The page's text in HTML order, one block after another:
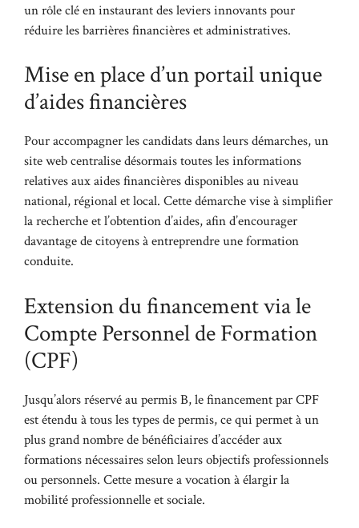
un rôle clé en instaurant des leviers innovants pour
réduire les barrières financières et administratives.
Mise en place d’un portail unique
d’aides financières
Pour accompagner les candidats dans leurs démarches, un
site web centralise désormais toutes les informations
relatives aux aides financières disponibles au niveau
national, régional et local. Cette démarche vise à simplifier
la recherche et l’obtention d’aides, afin d’encourager
davantage de citoyens à entreprendre une formation
conduite.
Extension du financement via le
Compte Personnel de Formation
(CPF)
Jusqu’alors réservé au permis B, le financement par CPF
est étendu à tous les types de permis, ce qui permet à un
plus grand nombre de bénéficiaires d’accéder aux
formations nécessaires selon leurs objectifs professionnels
ou personnels. Cette mesure a vocation à élargir la
mobilité professionnelle et sociale.